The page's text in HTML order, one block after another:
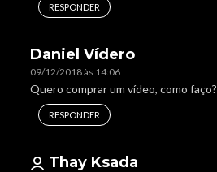
RESPONDER
Daniel Vídero
09/12/2018 às 14:06
Quero comprar um vídeo, como faço?
RESPONDER
Thay Ksada